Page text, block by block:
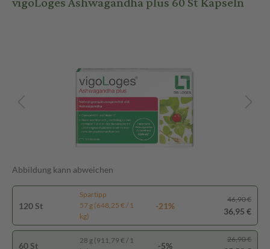
Abbildung kann abweichen
120 St
Spartipp
57 g (648,25 € / 1
kg)
-21%
46,90 €
36,95 €
60 St
28 g (911,79 € / 1
-5%
26,90 €